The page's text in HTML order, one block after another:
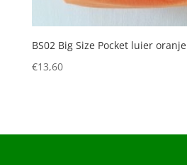
BS02 Big Size Pocket luier oranje
€13,60